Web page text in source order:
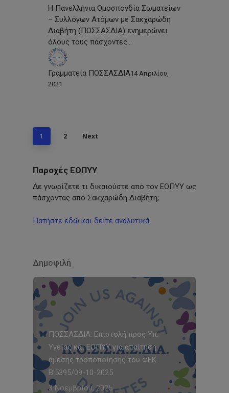
Η Πανελλήνια Ομοσπονδία Σωματείων
– Συλλόγων Ατόμων με Σακχαρώδη
Διαβήτη (ΠΟΣΣΑΣΔΙΑ) ενημερώνει
όλους τους πάσχοντες…
Γραμματεία ΠΟΣΣΑΣΔΙΑ14 Απριλίου,
2021
1 2 Next
Παροχές ΕΟΠΥΥ
Δε γνωρίζετε τι δικαιούστε από τον ΕΟΠΥΥ ως
πάσχοντας από Σακχαρώδη Διαβήτη;
Πατήστε εδώ και δείτε αναλυτικά
Δημοφιλή
ΠΟΣΣΑΣΔΙΑ: Επιστολή προς Υπ.
Υγείας και ΕΟΠΥΥ για απαίτηση
άμεσης τροποποίησης του ΦΕΚ
Β’5395/09-10-2025
3 Νοεμβρίου, 2025